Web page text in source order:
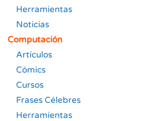
Herramientas
Noticias
Computación
Artículos
Cómics
Cursos
Frases Célebres
Herramientas